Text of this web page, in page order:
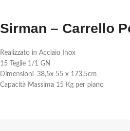
Sirman – Carrello
Realizzato in Acciaio Inox
15 Teglie 1/1 GN
Dimensioni 38,5x 55 x 173,5cm
Capacità Massima 15 Kg per piano